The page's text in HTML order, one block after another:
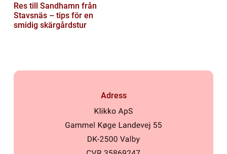
Res till Sandhamn från
Stavsnäs – tips för en
smidig skärgårdstur
Adress